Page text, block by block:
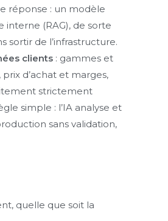
réponse : un modèle
(RAG), de sorte
sortir de l’infrastructure.
clients : gammes et
d’achat et marges,
strictement
simple : l’IA analyse et
sans validation,
quelle que soit la